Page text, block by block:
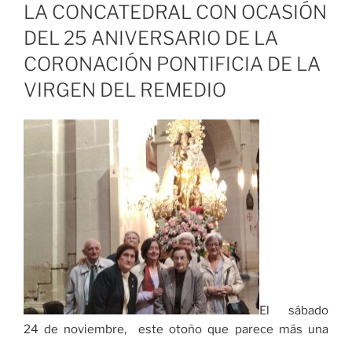
LA CONCATEDRAL CON OCASIÓN
DEL 25 ANIVERSARIO DE LA
CORONACIÓN PONTIFICIA DE LA
VIRGEN DEL REMEDIO
El sábado
24 de noviembre, este otoño que parece más una